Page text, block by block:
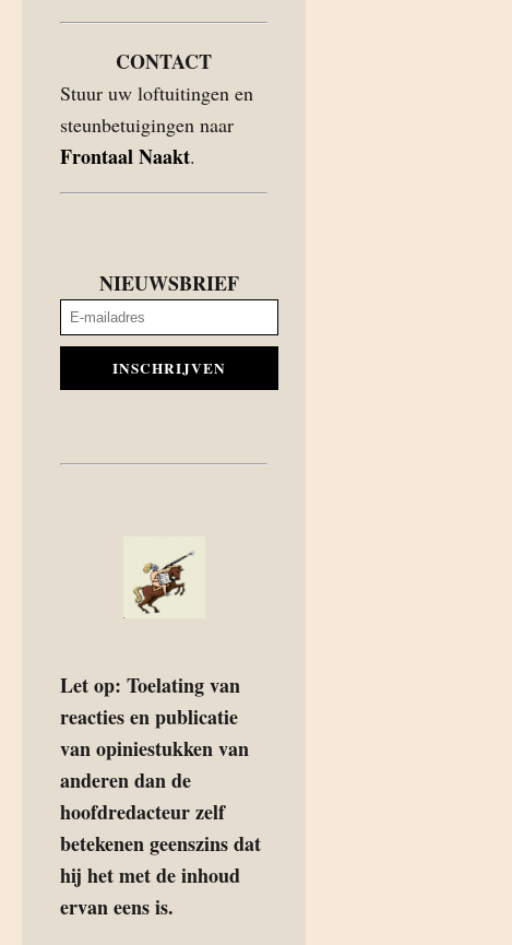
CONTACT
Stuur uw loftuitingen en
steunbetuigingen naar
Frontaal Naakt.
NIEUWSBRIEF
INSCHRIJVEN
Let op: Toelating van
reacties en publicatie
van opiniestukken van
anderen dan de
hoofdredacteur zelf
betekenen geenszins dat
hij het met de inhoud
ervan eens is.